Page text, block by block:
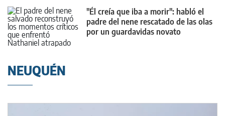
"Él creía que iba a morir": habló el
padre del nene rescatado de las olas
por un guardavidas novato
NEUQUÉN